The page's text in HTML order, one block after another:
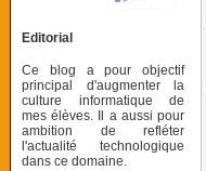
Editorial
Ce blog a pour objectif
principal d'augmenter la
culture informatique de
mes élèves. Il a aussi pour
ambition de refléter
l'actualité technologique
dans ce domaine.